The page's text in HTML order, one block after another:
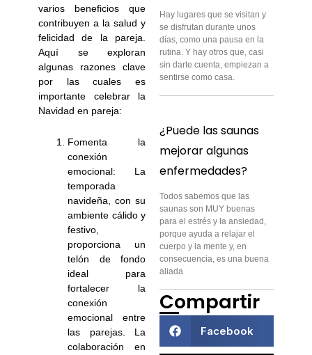
varios beneficios que
contribuyen a la salud y
felicidad de la pareja.
Aquí se exploran
algunas razones clave
por las cuales es
importante celebrar la
Navidad en pareja:
Fomenta la
conexión
emocional: La
temporada
navideña, con su
ambiente cálido y
festivo,
proporciona un
telón de fondo
ideal para
fortalecer la
conexión
emocional entre
las parejas. La
colaboración en
Hay lugares que se visitan y
se disfrutan durante unos
días, como una pausa en la
rutina. Y hay otros que, casi
sin darte cuenta, empiezan a
sentirse como casa.
¿Puede las saunas
mejorar algunas
enfermedades?
Todos sabemos que las
saunas son MUY buenas
para el estrés y la ansiedad,
porque ayuda a relajar el
cuerpo y la mente y, en
consecuencia, es una buena
aliada
Compartir
Facebook